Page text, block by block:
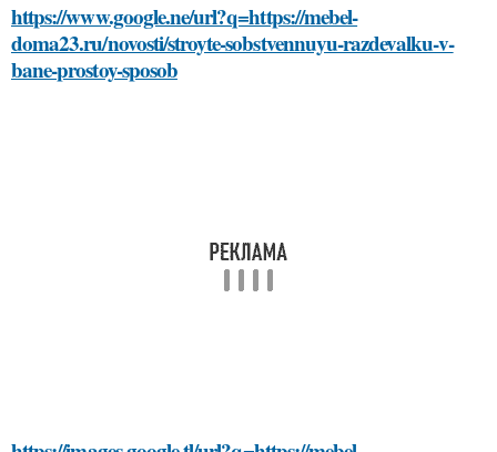
https://www.google.ne/url?q=https://mebel-
doma23.ru/novosti/stroyte-sobstvennuyu-razdevalku-v-
bane-prostoy-sposob